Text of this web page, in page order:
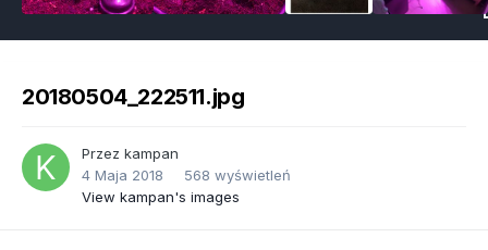
20180504_222511.jpg
Przez kampan
4 Maja 2018
568 wyświetleń
View kampan's images